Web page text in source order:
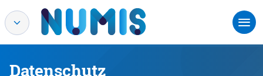
Datenschutz